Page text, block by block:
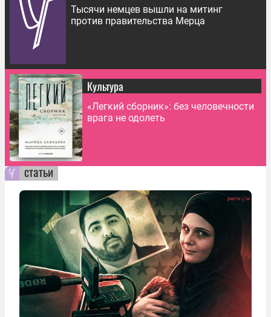
Тысячи немцев вышли на митинг
против правительства Мерца
Культура
«Легкий сборник»: без человечности
врага не одолеть
статьи